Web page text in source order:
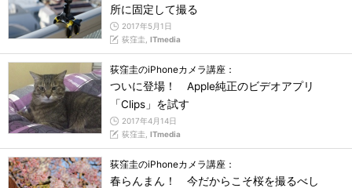
所に固定して撮る
2017年5月1日
荻窪圭, ITmedia
荻窪圭のiPhoneカメラ講座：
ついに登場！ Apple純正のビデオアプリ
「Clips」を試す
2017年4月14日
荻窪圭, ITmedia
荻窪圭のiPhoneカメラ講座：
春らんまん！ 今だからこそ桜を撮るべし